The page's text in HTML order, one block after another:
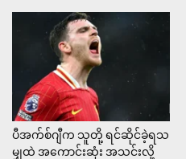
ပီအက်စ်ဂျီက သူတို့ ရင်ဆိုင်ခဲ့ရသ
မျှထဲ အကောင်းဆုံး အသင်းလို့